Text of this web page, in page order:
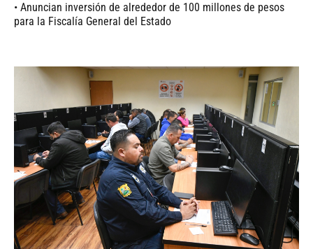
• Anuncian inversión de alrededor de 100 millones de pesos
para la Fiscalía General del Estado